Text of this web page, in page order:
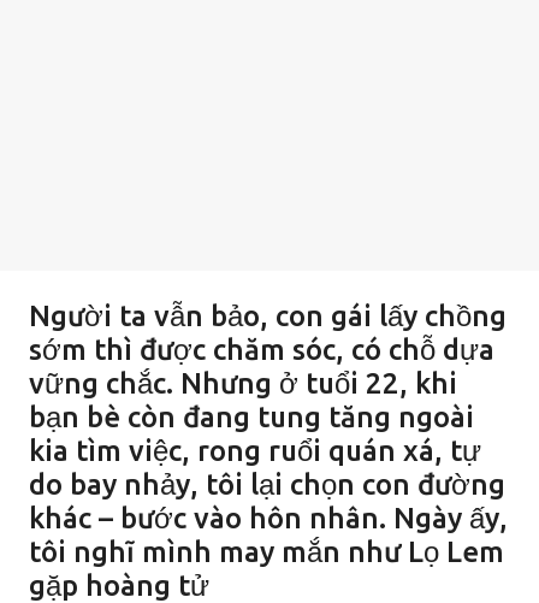
Người ta vẫn bảo, con gái lấy chồng
sớm thì được chăm sóc, có chỗ dựa
vững chắc. Nhưng ở tuổi 22, khi
bạn bè còn đang tung tăng ngoài
kia tìm việc, rong ruổi quán xá, tự
do bay nhảy, tôi lại chọn con đường
khác – bước vào hôn nhân. Ngày ấy,
tôi nghĩ mình may mắn như Lọ Lem
gặp hoàng tử